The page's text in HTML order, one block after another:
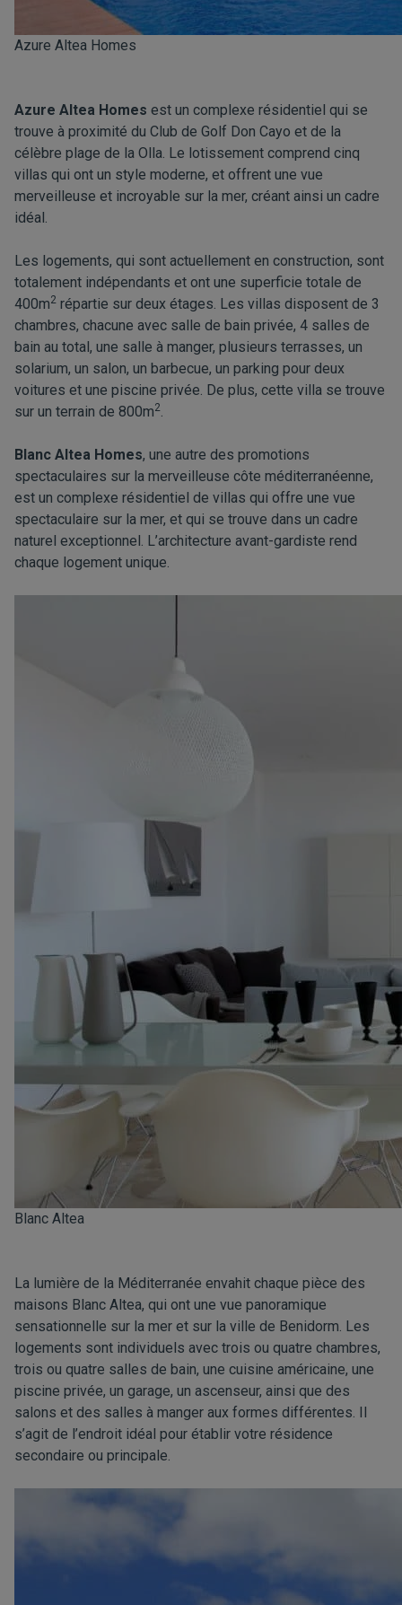
Azure Altea Homes
Azure Altea Homes est un complexe résidentiel qui se
trouve à proximité du Club de Golf Don Cayo et de la
célèbre plage de la Olla. Le lotissement comprend cinq
villas qui ont un style moderne, et offrent une vue
merveilleuse et incroyable sur la mer, créant ainsi un cadre
idéal.
Les logements, qui sont actuellement en construction, sont
totalement indépendants et ont une superficie totale de
400m2 répartie sur deux étages. Les villas disposent de 3
chambres, chacune avec salle de bain privée, 4 salles de
bain au total, une salle à manger, plusieurs terrasses, un
solarium, un salon, un barbecue, un parking pour deux
voitures et une piscine privée. De plus, cette villa se trouve
sur un terrain de 800m2.
Blanc Altea Homes, une autre des promotions
spectaculaires sur la merveilleuse côte méditerranéenne,
est un complexe résidentiel de villas qui offre une vue
spectaculaire sur la mer, et qui se trouve dans un cadre
naturel exceptionnel. L’architecture avant-gardiste rend
chaque logement unique.
Blanc Altea
La lumière de la Méditerranée envahit chaque pièce des
maisons Blanc Altea, qui ont une vue panoramique
sensationnelle sur la mer et sur la ville de Benidorm. Les
logements sont individuels avec trois ou quatre chambres,
trois ou quatre salles de bain, une cuisine américaine, une
piscine privée, un garage, un ascenseur, ainsi que des
salons et des salles à manger aux formes différentes. Il
s’agit de l’endroit idéal pour établir votre résidence
secondaire ou principale.